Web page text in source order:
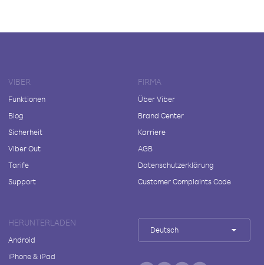
VIBER
Funktionen
Blog
Sicherheit
Viber Out
Tarife
Support
FIRMA
Über Viber
Brand Center
Karriere
AGB
Datenschutzerklärung
Customer Complaints Code
HERUNTERLADEN
Android
iPhone & iPad
Deutsch